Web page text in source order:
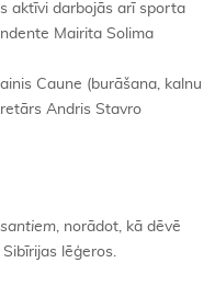
aktīvi darbojās arī sporta
Mairita Solima
Caune (burāšana, kalnu
Andris Stavro
, norādot, kā dēvē
lēģeros.